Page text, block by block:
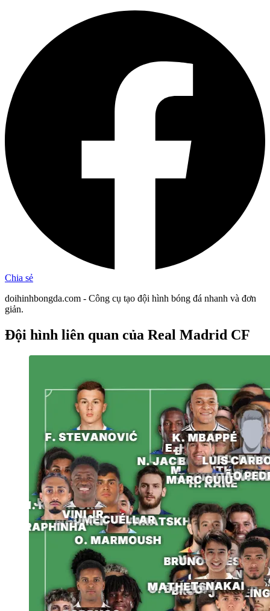
Chia sẻ
doihinhbongda.com - Công cụ tạo đội hình bóng đá nhanh và đơn
giản.
Đội hình liên quan của Real Madrid CF